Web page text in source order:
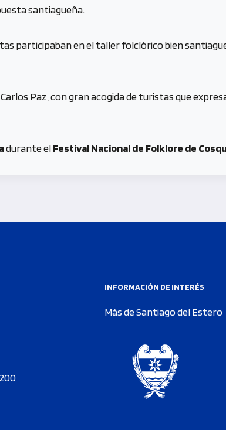
santiagueña.
participaban en el taller folclórico bien
Paz, con gran acogida de turistas que
durante elFestival Nacional de Folklore de
INFORMACIÓN DE INTERÉS
Más de Santiago del Estero